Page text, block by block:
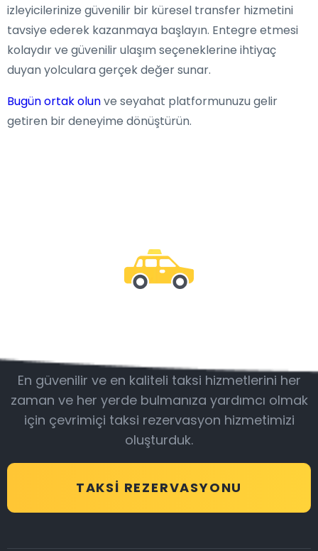
izleyicilerinize güvenilir bir küresel transfer hizmetini
tavsiye ederek kazanmaya başlayın. Entegre etmesi
kolaydır ve güvenilir ulaşım seçeneklerine ihtiyaç
duyan yolculara gerçek değer sunar.
Bugün ortak olunve seyahat platformunuzu gelir
getiren bir deneyime dönüştürün.
En güvenilir ve en kaliteli taksi hizmetlerini her
zaman ve her yerde bulmanıza yardımcı olmak
için çevrimiçi taksi rezervasyon hizmetimizi
oluşturduk.
TAKSI REZERVASYONU